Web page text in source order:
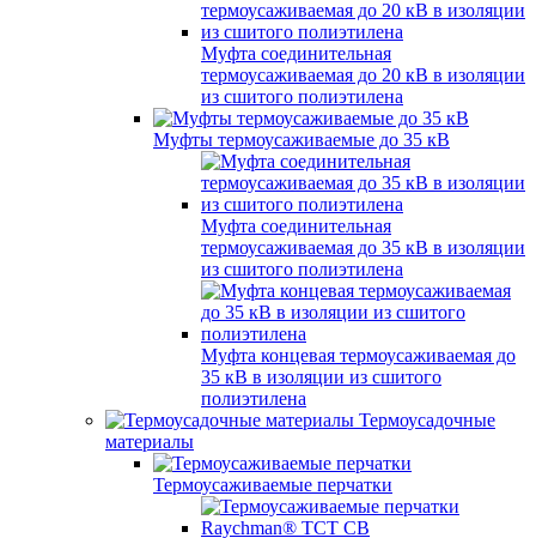
Муфта соединительная
термоусаживаемая до 20 кВ в изоляции
из сшитого полиэтилена
Муфты термоусаживаемые до 35 кВ
Муфта соединительная
термоусаживаемая до 35 кВ в изоляции
из сшитого полиэтилена
Муфта концевая термоусаживаемая до
35 кВ в изоляции из сшитого
полиэтилена
Термоусадочные
материалы
Термоусаживаемые перчатки